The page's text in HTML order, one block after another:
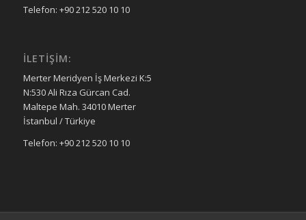
Telefon: +90 212 520 10 10
İLETIŞIM:
Merter Meridyen İş Merkezi K:5
N:530 Ali Rıza Gürcan Cad.
Maltepe Mah. 34010 Merter
İstanbul / Türkiye
Telefon: +90 212 520 10 10